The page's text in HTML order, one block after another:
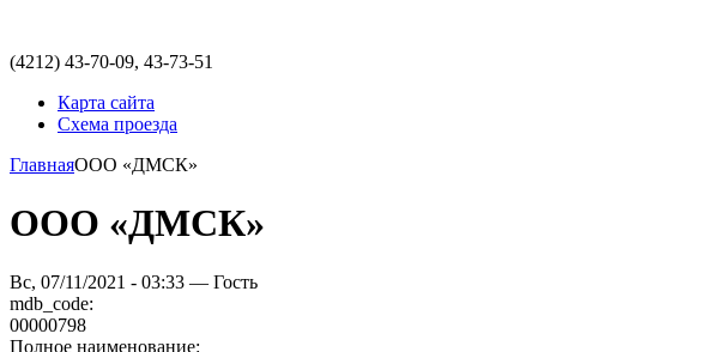
(4212) 43-70-09, 43-73-51
Карта сайта
Схема проезда
ГлавнаяООО «ДМСК»
ООО «ДМСК»
Вс, 07/11/2021 - 03:33 — Гость
mdb_code:
00000798
Полное наименование: